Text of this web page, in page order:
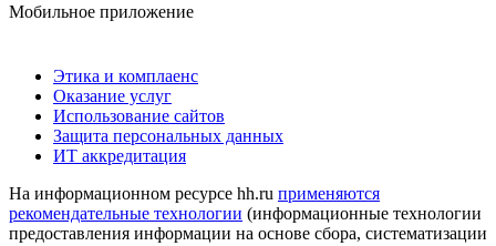
Мобильное приложение
Этика и комплаенс
Оказание услуг
Использование сайтов
Защита персональных данных
ИТ аккредитация
На информационном ресурсе hh.ru применяются
рекомендательные технологии (информационные технологии
предоставления информации на основе сбора, систематизации